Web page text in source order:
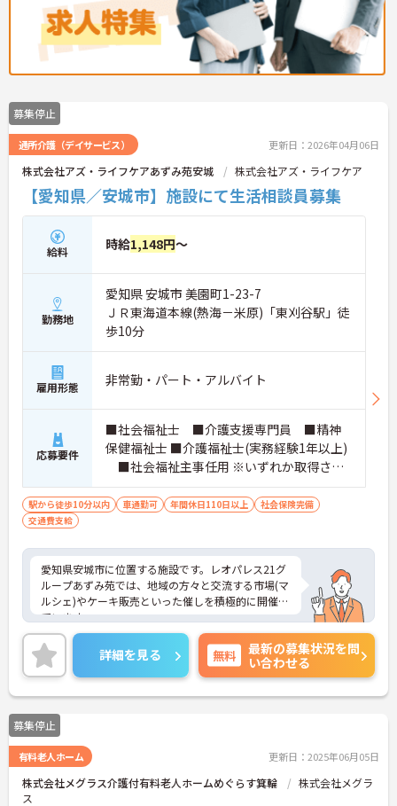
募集停止
通所介護（デイサービス） 更新日：2026年04月06日
株式会社アズ・ライフケアあずみ苑安城 株式会社アズ・ライフケア
【愛知県／安城市】施設にて生活相談員募集
給料 時給1,148円～
勤務地
愛知県 安城市 美園町1-23-7
ＪＲ東海道本線(熱海－米原)「東刈谷駅」徒
歩10分
雇用形態 非常勤・パート・アルバイト
応募要件
■社会福祉士 ■介護支援専門員 ■精神
保健福祉士 ■介護福祉士(実務経験1年以上)
■社会福祉主事任用 ※いずれか取得され
ている方。厚生労働大臣が定める科目を3科
目以上履修していることが成績証明書の提
駅から徒歩10分以内 車通勤可 年間休日110日以上
社会保険完備
交通費支給
愛知県安城市に位置する施設です。レオパレス21グ
ループあずみ苑では、地域の方々と交流する市場(マ
ルシェ)やケーキ販売といった催しを積極的に開催し
ています。
お取り引きのある企業様に特別ブースを出していた
だくなど多くの方のご協力に支えられての開催です
が、近隣住民の皆さんも多く参加され、あずみ苑と
の地域交流が進んでいるんですよ。
日勤のみの勤務で、希望休も考慮してもらえるため
ワークライフバランスを重視した働き方ができま
す。利用者に寄り添いながらゆったりとした介護を
提供できる環境です。
ご興味をお持ちの方には詳細の情報や面接のポイン
トをお伝えしますので、お気軽にお問い合わせくだ
さいませ。
詳細を見る 無料
最新の募集状況を問
い合わせる
募集停止
有料老人ホーム 更新日：2025年06月05日
株式会社メグラス介護付有料老人ホームめぐらす箕輪
株式会社メグラ
ス